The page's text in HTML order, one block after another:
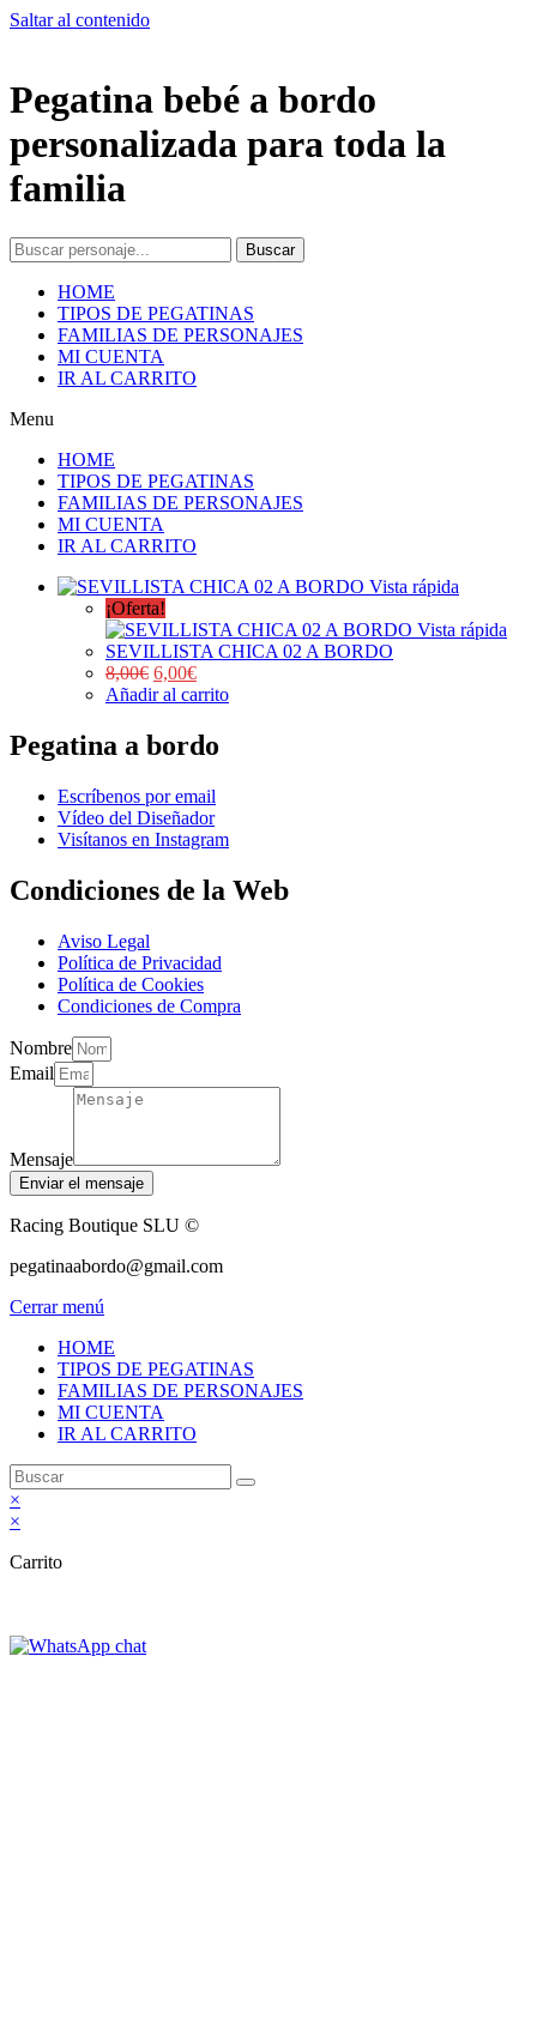
Saltar al contenido
Pegatina bebé a bordo
personalizada para toda la
familia
Buscar
HOME
TIPOS DE PEGATINAS
FAMILIAS DE PERSONAJES
MI CUENTA
IR AL CARRITO
Menu
HOME
TIPOS DE PEGATINAS
FAMILIAS DE PERSONAJES
MI CUENTA
IR AL CARRITO
Vista rápida
¡Oferta!
Vista rápida
SEVILLISTA CHICA 02 A BORDO
8,00€ 6,00€
Añadir al carrito
Pegatina a bordo
Escríbenos por email
Vídeo del Diseñador
Visítanos en Instagram
Condiciones de la Web
Aviso Legal
Política de Privacidad
Política de Cookies
Condiciones de Compra
Nombre
Email
Mensaje
Enviar el mensaje
Racing Boutique SLU ©
pegatinaabordo@gmail.com
Cerrar menú
HOME
TIPOS DE PEGATINAS
FAMILIAS DE PERSONAJES
MI CUENTA
IR AL CARRITO
×
×
Carrito